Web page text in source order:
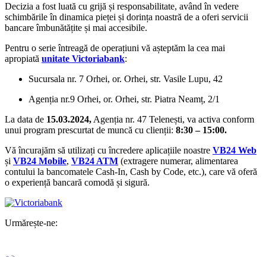
Decizia a fost luată cu grijă și responsabilitate, având în vedere
schimbările în dinamica pieței și dorința noastră de a oferi servicii
bancare îmbunătățite și mai accesibile.
Pentru o serie întreagă de operațiuni vă așteptăm la cea mai
apropiată unitate Victoriabank:
Sucursala nr. 7 Orhei, or. Orhei, str. Vasile Lupu, 42
Agenția nr.9 Orhei, or. Orhei, str. Piatra Neamț, 2/1
La data de 15.03.2024, Agenția nr. 47 Telenești, va activa conform
unui program prescurtat de muncă cu clienții: 8:30 – 15:00.
Vă încurajăm să utilizați cu încredere aplicațiile noastre VB24 Web
și VB24 Mobile, VB24 ATM (extragere numerar, alimentarea
contului la bancomatele Cash-In, Cash by Code, etc.), care vă oferă
o experiență bancară comodă și sigură.
Urmărește-ne: